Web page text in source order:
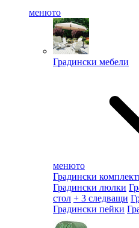
менюто
Градински мебели
менюто
Градински
Градински люлки
стол + 3 следващи
Градински пейки